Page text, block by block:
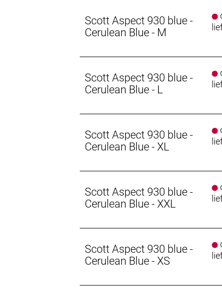
Scott Aspect 930 blue -
Cerulean Blue - M
Scott Aspect 930 blue -
Cerulean Blue - L
Scott Aspect 930 blue -
Cerulean Blue - XL
Scott Aspect 930 blue -
Cerulean Blue - XXL
Scott Aspect 930 blue -
Cerulean Blue - XS